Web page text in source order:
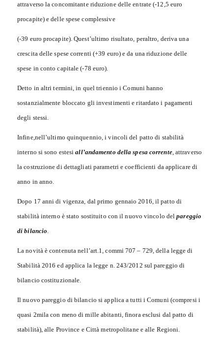
attraverso la concomitante riduzione delle entrate (-12,5 euro
procapite) e delle spese complessive
(-39 euro procapite). Quest’ultimo risultato, peraltro, deriva una
crescita delle spese correnti (+39 euro) e da una riduzione delle
spese in conto capitale (-78 euro).
Detto in altri termini, in quel triennio i Comuni hanno
sostanzialmente bloccato gli investimenti e ritardato i pagamenti
degli stessi.
Infine,nell’ultimo quinquennio, i vincoli del patto di stabilità
interno si sono estesiall’andamento della spesa corrente, attraverso
la costruzione di dettagliati parametri e coefficienti da applicare di
anno in anno.
Dopo 17 anni di vigenza, dal primo gennaio 2016, il patto di
stabilità interno è stato sostituito con il nuovo vincolo delpareggio
di bilancio.
La novità è contenuta nell’art.1, commi 707 – 729, della legge di
Stabilità 2016 ed applica la legge n. 243/2012 sul pareggio di
bilancio costituzionale.
Il nuovo pareggio di bilancio si applica a tutti i Comuni (compresi i
quasi 2mila con meno di mille abitanti, finora esclusi dal patto di
stabilità), alle Province e Città metropolitane e alle Regioni.